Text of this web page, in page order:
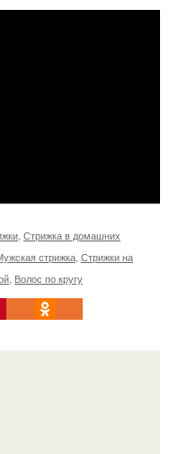
Стрижка в домашних
стрижка Стрижки на
Волос по кругу